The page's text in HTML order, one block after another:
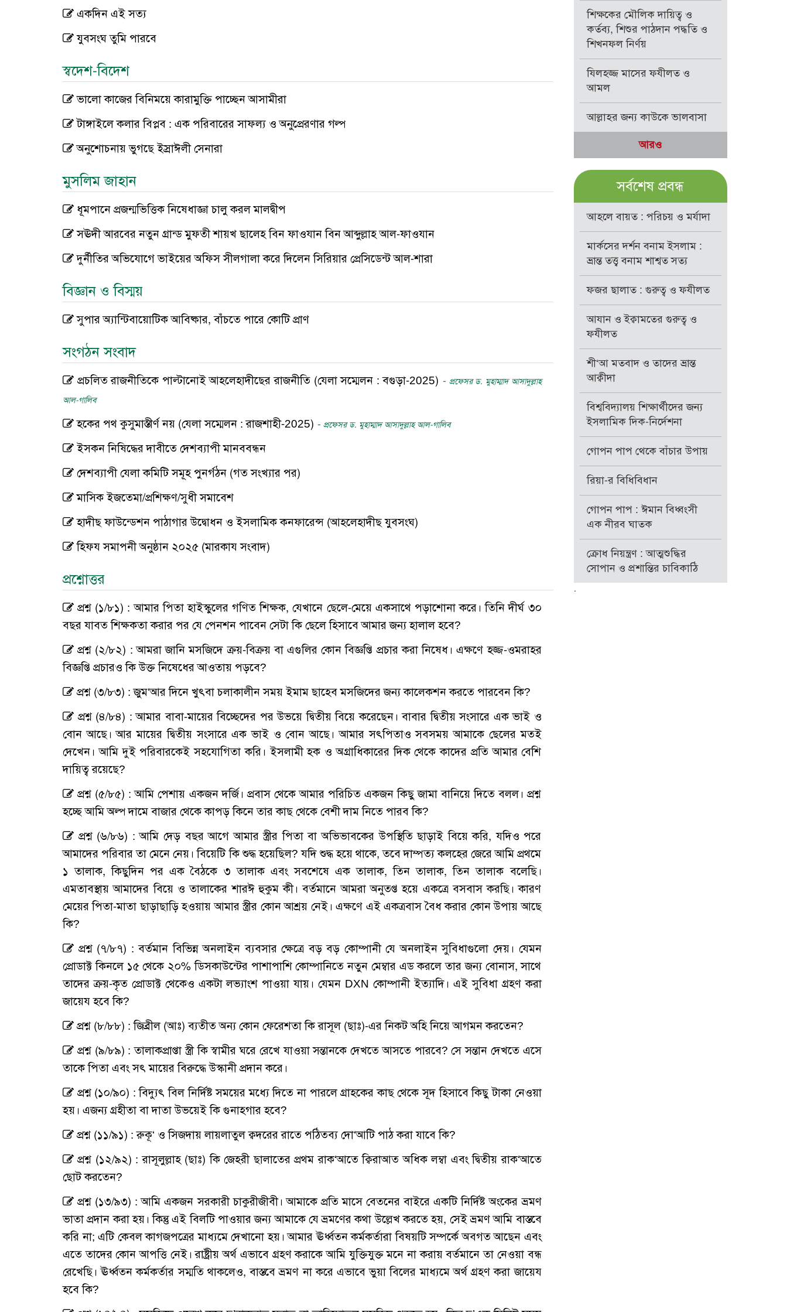
একদিন এই সত্য
যুবসংঘ তুমি পারবে
স্বদেশ-বিদেশ
ভালো কাজের বিনিময়ে কারামুক্তি পাচ্ছেন আসামীরা
টাঙ্গাইলে কলার বিপ্লব : এক পরিবারের সাফল্য ও অনুপ্রেরণার গল্প
অনুশোচনায় ভুগছে ইস্রাঈলী সেনারা
মুসলিম জাহান
ধূমপানে প্রজন্মভিত্তিক নিষেধাজ্ঞা চালু করল মালদ্বীপ
সঊদী আরবের নতুন গ্রান্ড মুফতী শায়খ ছালেহ বিন ফাওযান বিন আব্দুল্লাহ আল-ফাওযান
দুর্নীতির অভিযোগে ভাইয়ের অফিস সীলগালা করে দিলেন সিরিয়ার প্রেসিডেন্ট আল-শারা
বিজ্ঞান ও বিস্ময়
সুপার অ্যান্টিবায়োটিক আবিষ্কার, বাঁচতে পারে কোটি প্রাণ
সংগঠন সংবাদ
প্রচলিত রাজনীতিকে পাল্টানোই আহলেহাদীছের রাজনীতি (যেলা সম্মেলন : বগুড়া-2025) - প্রফেসর ড. মুহাম্মাদ আসাদুল্লাহ
আল-গালিব
হকের পথ কুসুমাস্তীর্ণ নয় (যেলা সম্মেলন : রাজশাহী-2025) - প্রফেসর ড. মুহাম্মাদ আসাদুল্লাহ আল-গালিব
ইসকন নিষিদ্ধের দাবীতে দেশব্যাপী মানববন্ধন
দেশব্যাপী যেলা কমিটি সমূহ পুনর্গঠন (গত সংখ্যার পর)
মাসিক ইজতেমা/প্রশিক্ষণ/সুধী সমাবেশ
হাদীছ ফাউন্ডেশন পাঠাগার উদ্বোধন ও ইসলামিক কনফারেন্স (আহলেহাদীছ যুবসংঘ)
হিফয সমাপনী অনুষ্ঠান ২০২৫ (মারকায সংবাদ)
প্রশ্নোত্তর
প্রশ্ন (১/৮১) : আমার পিতা হাইস্কুলের গণিত শিক্ষক, যেখানে ছেলে-মেয়ে একসাথে পড়াশোনা করে। তিনি দীর্ঘ ৩০
বছর যাবত শিক্ষকতা করার পর যে পেনশন পাবেন সেটা কি ছেলে হিসাবে আমার জন্য হালাল হবে?
প্রশ্ন (২/৮২) : আমরা জানি মসজিদে ক্রয়-বিক্রয় বা এগুলির কোন বিজ্ঞপ্তি প্রচার করা নিষেধ। এক্ষণে হজ্জ-ওমরাহর
বিজ্ঞপ্তি প্রচারও কি উক্ত নিষেধের আওতায় পড়বে?
প্রশ্ন (৩/৮৩) : জুম‘আর দিনে খুৎবা চলাকালীন সময় ইমাম ছাহেব মসজিদের জন্য কালেকশন করতে পারবেন কি?
প্রশ্ন (৪/৮৪) : আমার বাবা-মায়ের বিচ্ছেদের পর উভয়ে দ্বিতীয় বিয়ে করেছেন। বাবার দ্বিতীয় সংসারে এক ভাই ও
বোন আছে। আর মায়ের দ্বিতীয় সংসারে এক ভাই ও বোন আছে। আমার সৎপিতাও সবসময় আমাকে ছেলের মতই
দেখেন। আমি দুই পরিবারকেই সহযোগিতা করি। ইসলামী হক ও অগ্রাধিকারের দিক থেকে কাদের প্রতি আমার বেশি
দায়িত্ব রয়েছে?
প্রশ্ন (৫/৮৫) : আমি পেশায় একজন দর্জি। প্রবাস থেকে আমার পরিচিত একজন কিছু জামা বানিয়ে দিতে বলল। প্রশ্ন
হচ্ছে আমি অল্প দামে বাজার থেকে কাপড় কিনে তার কাছ থেকে বেশী দাম নিতে পারব কি?
প্রশ্ন (৬/৮৬) : আমি দেড় বছর আগে আমার স্ত্রীর পিতা বা অভিভাবকের উপস্থিতি ছাড়াই বিয়ে করি, যদিও পরে
আমাদের পরিবার তা মেনে নেয়। বিয়েটি কি শুদ্ধ হয়েছিল? যদি শুদ্ধ হয়ে থাকে, তবে দাম্পত্য কলহের জেরে আমি প্রথমে
১ তালাক, কিছুদিন পর এক বৈঠকে ৩ তালাক এবং সবশেষে এক তালাক, তিন তালাক, তিন তালাক বলেছি।
এমতাবস্থায় আমাদের বিয়ে ও তালাকের শারঈ হুকুম কী। বর্তমানে আমরা অনুতপ্ত হয়ে একত্রে বসবাস করছি। কারণ
মেয়ের পিতা-মাতা ছাড়াছাড়ি হওয়ায় আমার স্ত্রীর কোন আশ্রয় নেই। এক্ষণে এই একত্রবাস বৈধ করার কোন উপায় আছে
কি?
প্রশ্ন (৭/৮৭) : বর্তমান বিভিন্ন অনলাইন ব্যবসার ক্ষেত্রে বড় বড় কোম্পানী যে অনলাইন সুবিধাগুলো দেয়। যেমন
প্রোডাক্ট কিনলে ১৫ থেকে ২০% ডিসকাউন্টের পাশাপাশি কোম্পানিতে নতুন মেম্বার এড করলে তার জন্য বোনাস, সাথে
তাদের ক্রয়-কৃত প্রোডাক্ট থেকেও একটা লভ্যাংশ পাওয়া যায়। যেমন DXN কোম্পানী ইত্যাদি। এই সুবিধা গ্রহণ করা
জায়েয হবে কি?
প্রশ্ন (৮/৮৮) : জিব্রীল (আঃ) ব্যতীত অন্য কোন ফেরেশতা কি রাসূল (ছাঃ)-এর নিকট অহি নিয়ে আগমন করতেন?
প্রশ্ন (৯/৮৯) : তালাকপ্রাপ্তা স্ত্রী কি স্বামীর ঘরে রেখে যাওয়া সন্তানকে দেখতে আসতে পারবে? সে সন্তান দেখতে এসে
তাকে পিতা এবং সৎ মায়ের বিরুদ্ধে উস্কানী প্রদান করে।
প্রশ্ন (১০/৯০) : বিদ্যুৎ বিল নির্দিষ্ট সময়ের মধ্যে দিতে না পারলে গ্রাহকের কাছ থেকে সূদ হিসাবে কিছু টাকা নেওয়া
হয়। এজন্য গ্রহীতা বা দাতা উভয়েই কি গুনাহগার হবে?
প্রশ্ন (১১/৯১) : রুকূ‘ ও সিজদায় লায়লাতুল ক্বদরের রাতে পঠিতব্য দো‘আটি পাঠ করা যাবে কি?
প্রশ্ন (১২/৯২) : রাসূলুল্লাহ (ছাঃ) কি জেহরী ছালাতের প্রথম রাক‘আতে ক্বিরাআত অধিক লম্বা এবং দ্বিতীয় রাক‘আতে
ছোট করতেন?
প্রশ্ন (১৩/৯৩) : আমি একজন সরকারী চাকুরীজীবী। আমাকে প্রতি মাসে বেতনের বাইরে একটি নির্দিষ্ট অংকের ভ্রমণ
ভাতা প্রদান করা হয়। কিন্তু এই বিলটি পাওয়ার জন্য আমাকে যে ভ্রমণের কথা উল্লেখ করতে হয়, সেই ভ্রমণ আমি বাস্তবে
করি না; এটি কেবল কাগজপত্রের মাধ্যমে দেখানো হয়। আমার ঊর্ধ্বতন কর্মকর্তারা বিষয়টি সম্পর্কে অবগত আছেন এবং
এতে তাদের কোন আপত্তি নেই। রাষ্ট্রীয় অর্থ এভাবে গ্রহণ করাকে আমি যুক্তিযুক্ত মনে না করায় বর্তমানে তা নেওয়া বন্ধ
রেখেছি। ঊর্ধ্বতন কর্মকর্তার সম্মতি থাকলেও, বাস্তবে ভ্রমণ না করে এভাবে ভুয়া বিলের মাধ্যমে অর্থ গ্রহণ করা জায়েয
হবে কি?
শিক্ষকের মৌলিক দায়িত্ব ও
কর্তব্য, শিশুর পাঠদান পদ্ধতি ও
শিখনফল নির্ণয়
যিলহজ্জ মাসের ফযীলত ও
আমল
আল্লাহর জন্য কাউকে ভালবাসা
আরও
সর্বশেষ প্রবন্ধ
আহলে বায়ত : পরিচয় ও মর্যাদা
মার্কসের দর্শন বনাম ইসলাম :
ভ্রান্ত তত্ত্ব বনাম শাশ্বত সত্য
ফজর ছালাত : গুরুত্ব ও ফযীলত
আযান ও ইক্বামতের গুরুত্ব ও
ফযীলত
শী‘আ মতবাদ ও তাদের ভ্রান্ত
আক্বীদা
বিশ্ববিদ্যালয় শিক্ষার্থীদের জন্য
ইসলামিক দিক-নির্দেশনা
গোপন পাপ থেকে বাঁচার উপায়
রিয়া-র বিধিবিধান
গোপন পাপ : ঈমান বিধ্বংসী
এক নীরব ঘাতক
ক্রোধ নিয়ন্ত্রণ : আত্মশুদ্ধির
সোপান ও প্রশান্তির চাবিকাঠি
.